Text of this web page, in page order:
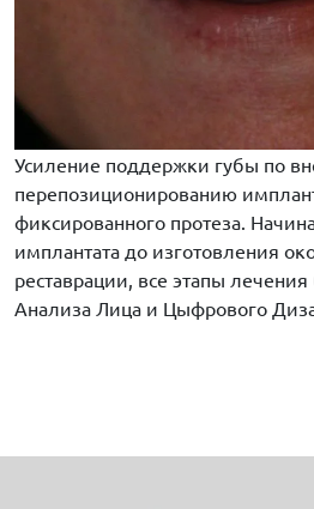
Усиление поддержки губы по
перепозиционированию
фиксированного протеза.
имплантата до изготовления
реставрации, все этапы
Анализа Лица и Цыфрового